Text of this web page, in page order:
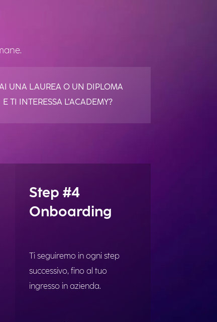
UNA LAUREA O UN DIPLOMA
E TI INTERESSA L’ACADEMY?
Step #4
Onboarding
Ti seguiremo in ogni step
successivo, fino al tuo
ingresso in azienda.